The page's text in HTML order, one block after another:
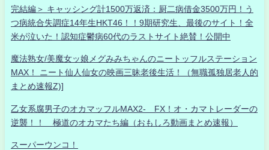
完結編＞ キャッシング計1500万返済：厨二病借金3500万円！う
つ病統合失調症14年生HKT46！！9期研究生、最後のサイト！全
米が泣いた！認知症鬱病60代のラストサイト絶賛！公開中
魔法熟女/美魔女ッ娘メグみみちゃんのニートッフルステーション
MAX！ ニート仙人仙女の映画三昧老後生活！（無職孤独居老人的
まとめ速報Z)]
乙女系腐男子のオカマッフルMAX2- FX！オ・カマトレーダーの
逆襲！！ 極道のオカマたち編（おもしろ動画まとめ速報）
スーパーウンコ！